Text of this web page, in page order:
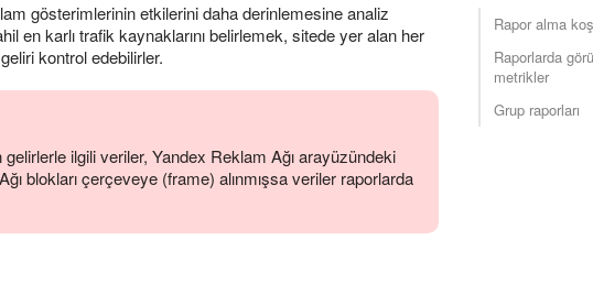
Rapor alma
Raporlarda
metrikler
Grup raporları
gösterimlerinin etkilerini daha derinlemesine analiz
en karlı trafik kaynaklarını belirlemek, sitede yer alan her
kontrol edebilirler.
ilgili veriler, Yandex Reklam Ağı arayüzündeki
blokları çerçeveye (frame) alınmışsa veriler raporlarda